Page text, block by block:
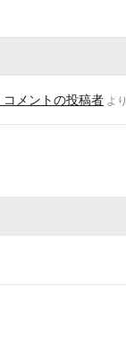
メントの投稿者 より